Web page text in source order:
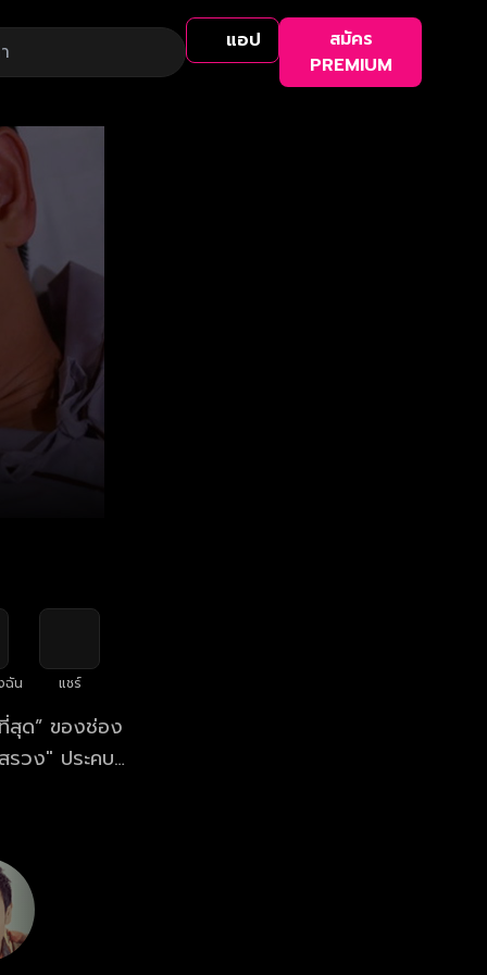
แอป
สมัคร
PREMIUM
ฉัน แชร์
สุด” ของช่อง
รวง" ประคบคู่
หว่างพี่น้อง
งครามเคล้า